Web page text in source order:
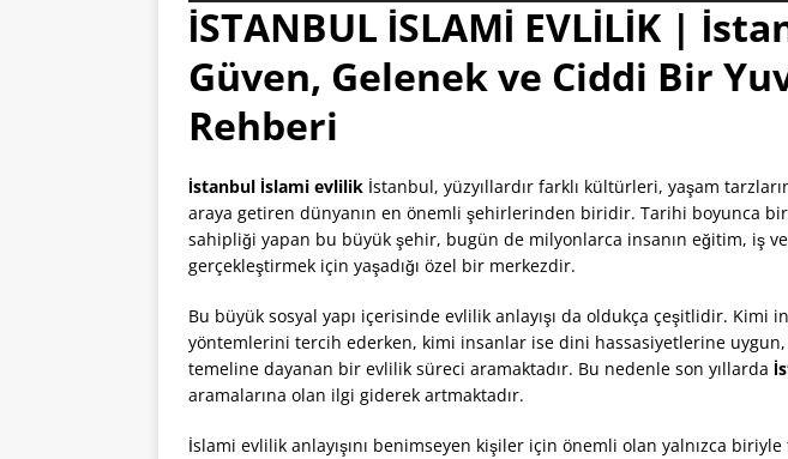
İSTANBUL İSLAMİ EVLİLİK |
Güven, Gelenek ve Ciddi Bir
Rehberi
İstanbul İslami evlilik İstanbul, yüzyıllardır farklı kültürleri, yaşam
araya getiren dünyanın en önemli şehirlerinden biridir. Tarihi boyunca
sahipliği yapan bu büyük şehir, bugün de milyonlarca insanın eğitim, iş
gerçekleştirmek için yaşadığı özel bir merkezdir.
Bu büyük sosyal yapı içerisinde evlilik anlayışı da oldukça çeşitlidir. Kimi
yöntemlerini tercih ederken, kimi insanlar ise dini hassasiyetlerine uygun,
temeline dayanan bir evlilik süreci aramaktadır. Bu nedenle son yıllarda
aramalarına olan ilgi giderek artmaktadır.
İslami evlilik anlayışını benimseyen kişiler için önemli olan yalnızca biriyle